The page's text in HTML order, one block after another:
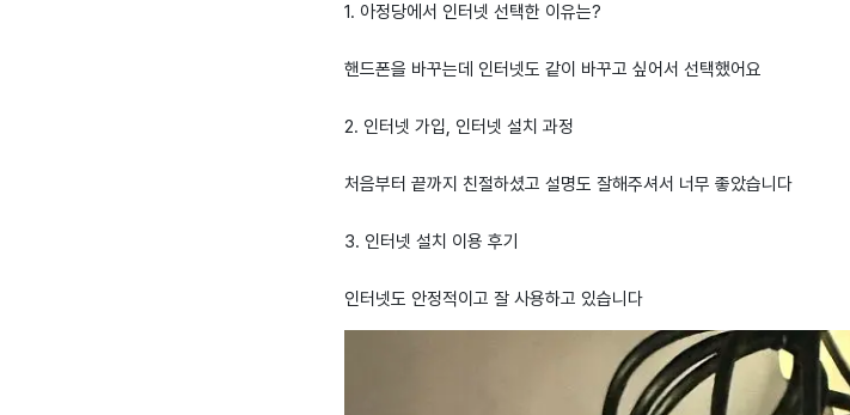
1. 아정당에서 인터넷 선택한 이유는?
핸드폰을 바꾸는데 인터넷도 같이 바꾸고 싶어서 선택했어요
2. 인터넷 가입, 인터넷 설치 과정
처음부터 끝까지 친절하셨고 설명도 잘해주셔서 너무 좋았습니다
3. 인터넷 설치 이용 후기
인터넷도 안정적이고 잘 사용하고 있습니다